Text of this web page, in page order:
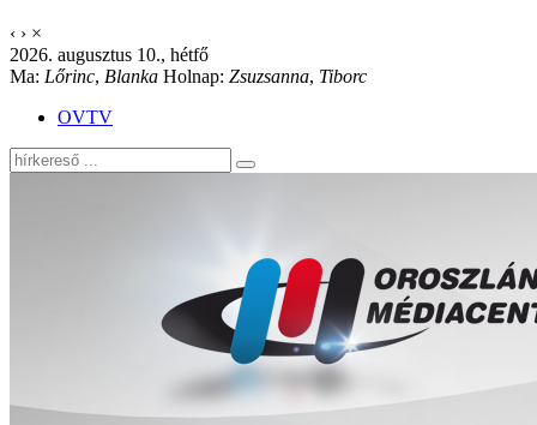
‹ › ×
2026. augusztus 10., hétfő
Ma: Lőrinc, Blanka Holnap: Zsuzsanna, Tiborc
OVTV